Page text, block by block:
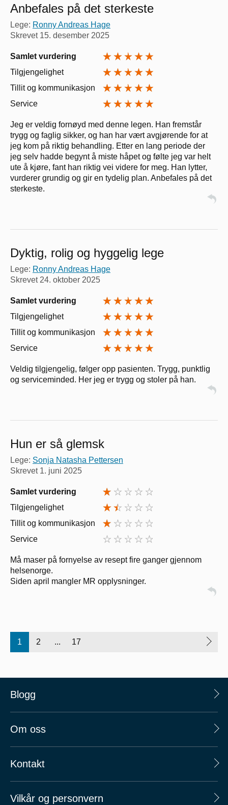
Anbefales på det sterkeste
Lege: Ronny Andreas Hage
Skrevet 15. desember 2025
Samlet vurdering
Tilgjengelighet
Tillit og kommunikasjon
Service
Jeg er veldig fornøyd med denne legen. Han fremstår
trygg og faglig sikker, og han har vært avgjørende for at
jeg kom på riktig behandling. Etter en lang periode der
jeg selv hadde begynt å miste håpet og følte jeg var helt
ute å kjøre, fant han riktig vei videre for meg. Han lytter,
vurderer grundig og gir en tydelig plan. Anbefales på det
sterkeste.
Dyktig, rolig og hyggelig lege
Lege: Ronny Andreas Hage
Skrevet 24. oktober 2025
Samlet vurdering
Tilgjengelighet
Tillit og kommunikasjon
Service
Veldig tilgjengelig, følger opp pasienten. Trygg, punktlig
og serviceminded. Her jeg er trygg og stoler på han.
Hun er så glemsk
Lege: Sonja Natasha Pettersen
Skrevet 1. juni 2025
Samlet vurdering
Tilgjengelighet
Tillit og kommunikasjon
Service
Må maser på fornyelse av resept fire ganger gjennom
helsenorge.
Siden april mangler MR opplysninger.
1 2 ... 17
Blogg
Om oss
Kontakt
Vilkår og personvern